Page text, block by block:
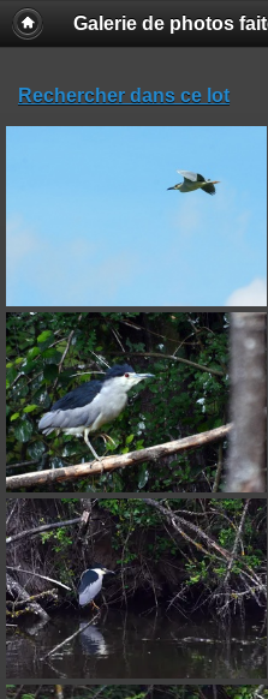
Galerie de photos
Rechercher dans ce lot